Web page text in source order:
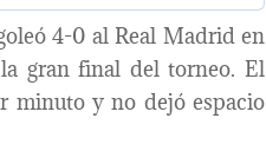
4-0 al Real Madrid en
gran final del torneo. El
minuto y no dejó espacio